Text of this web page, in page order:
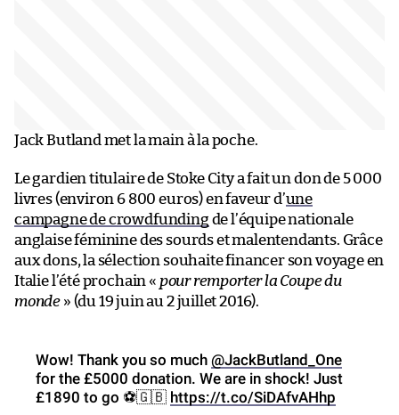
Jack Butland met la main à la poche.
Le gardien titulaire de Stoke City a fait un don de 5 000
livres (environ 6 800 euros) en faveur d’une
campagne de crowdfunding de l’équipe nationale
anglaise féminine des sourds et malentendants. Grâce
aux dons, la sélection souhaite financer son voyage en
Italie l’été prochain « pour remporter la Coupe du
monde » (du 19 juin au 2 juillet 2016).
Wow! Thank you so much @JackButland_One
for the £5000 donation. We are in shock! Just
£1890 to go ⚽️🇬🇧 https://t.co/SiDAfvAHhp